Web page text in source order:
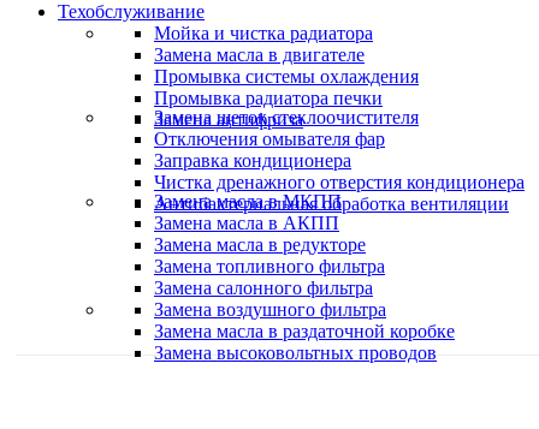
Техобслуживание
Мойка и чистка радиатора
Замена масла в двигателе
Промывка системы охлаждения
Промывка радиатора печки
Замена антифриза
Замена щеток стеклоочистителя
Отключения омывателя фар
Заправка кондиционера
Чистка дренажного отверстия кондиционера
Антибактериальная обработка вентиляции
Замена масла в МКПП
Замена масла в АКПП
Замена масла в редукторе
Замена топливного фильтра
Замена салонного фильтра
Замена воздушного фильтра
Замена масла в раздаточной коробке
Замена высоковольтных проводов